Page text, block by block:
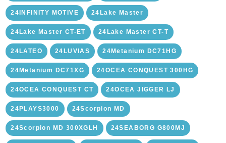
24INFINITY MOTIVE 24Lake Master
24Lake Master CT-ET 24Lake Master CT-T
24LATEO 24LUVIAS 24Metanium DC71HG
24Metanium DC71XG 24OCEA CONQUEST 300HG
24OCEA CONQUEST CT 24OCEA JIGGER LJ
24PLAYS3000 24Scorpion MD
24Scorpion MD 300XGLH 24SEABORG G800MJ